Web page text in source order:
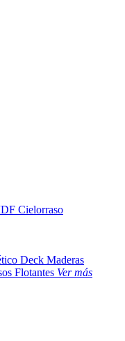
Cielorraso
Deck Maderas
Flotantes Ver más